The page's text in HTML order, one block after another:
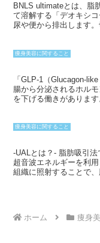
BNLS ultimateとは、脂
て溶解する「デオキシ
尿や便から排出します
痩身美容に関すること
「GLP-1（Glucagon-
腸から分泌されるホル
を下げる働きがありま
痩身美容に関すること
-UALとは？- 脂肪吸引法であるUAL（ウルトラアクセントリポ）は、
超音波エネルギーを利
組織に照射することで
ホーム 痩身